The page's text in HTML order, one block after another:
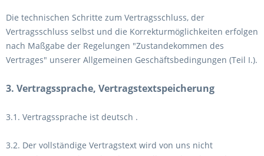
Die technischen Schritte zum Vertragsschluss, der
Vertragsschluss selbst und die Korrekturmöglichkeiten erfolgen
nach Maßgabe der Regelungen "Zustandekommen des
Vertrages" unserer Allgemeinen Geschäftsbedingungen (Teil I.).
3. Vertragssprache, Vertragstextspeicherung
3.1. Vertragssprache ist deutsch .
3.2. Der vollständige Vertragstext wird von uns nicht